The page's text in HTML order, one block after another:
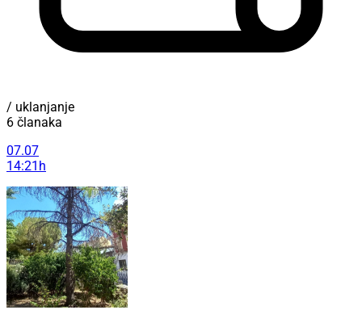
/ uklanjanje
6 članaka
07.07
14:21h